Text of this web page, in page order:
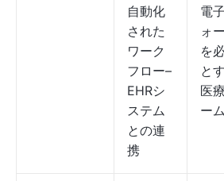
自動化
された
ワーク
フロー–
EHRシ
ステム
との連
携
電
ォ
を
と
医
ーム